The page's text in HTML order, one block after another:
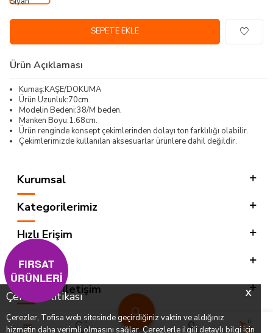
X
Çerez Politikası
Çerezler, Tofisa web sitesinde geçirdiğiniz vaktin ve aldığınız
hizmetin daha verimli olmasını sağlar. Çerezlerle ilgili detaylı bilgi için
0 0
SEPETE EKLE
Ürün Açıklaması
Kumaş:KAŞE/DOKUMA
Ürün Uzunluk:70cm.
Modelin Bedeni:38/M beden.
Manken Boyu:1.68cm.
Ürün renginde konsept çekimlerinden dolayı ton farklılığı olabilir.
Çekimlerimizde kullanılan aksesuarlar ürünlere dahil değildir.
Kurumsal
Kategorilerimiz
Hızlı Erişim
Sosyal
Adres & İletişim
FIRSAT
ÜRÜNLERİ